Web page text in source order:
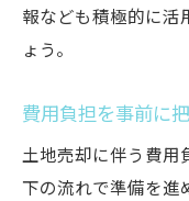
報なども積極的に活
ょう。
費用負担を事前に
土地売却に伴う費用
下の流れで準備を進